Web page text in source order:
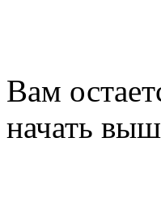
Вам
начать